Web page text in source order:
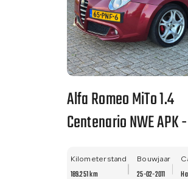
Alfa Romeo MiTo 1.4
Centenario NWE APK -
WOOFER - NETTE
Kilometerstand
189.251 km
Bouwjaar
25-02-2011